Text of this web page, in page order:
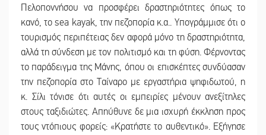
Πελοποννήσου να προσφέρει δραστηριότητες όπως το
κανό, το sea kayak, την πεζοπορία κ.α.. Υπογράμμισε ότι ο
τουρισμός περιπέτειας δεν αφορά μόνο τη δραστηριότητα,
αλλά τη σύνδεση με τον πολιτισμό και τη φύση. Φέρνοντας
το παράδειγμα της Μάνης, όπου οι επισκέπτες συνδύασαν
την πεζοπορία στο Ταίναρο με εργαστήρια ψηφιδωτού, η
κ. Σίλι τόνισε ότι αυτές οι εμπειρίες μένουν ανεξίτηλες
στους ταξιδιώτες. Απηύθυνε δε μια ισχυρή έκκληση προς
τους ντόπιους φορείς: «Κρατήστε το αυθεντικό». Εξήγησε